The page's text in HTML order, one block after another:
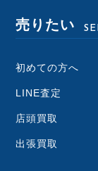
売りたい
初めての方へ
LINE査定
店頭買取
出張買取